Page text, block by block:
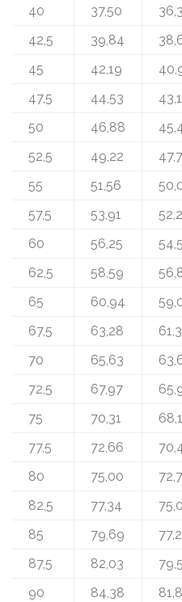
40
37,50
42,5
39,84
45
42,19
47,5
44,53
50
46,88
52,5
49,22
55
51,56
57,5
53,91
60
56,25
62,5
58,59
65
60,94
67,5
63,28
70
65,63
72,5
67,97
75
70,31
77,5
72,66
80
75,00
82,5
77,34
85
79,69
87,5
82,03
90
84,38